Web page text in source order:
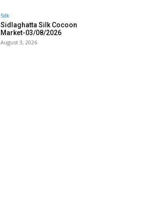
Silk
Sidlaghatta Silk Cocoon
Market-03/08/2026
August 3, 2026